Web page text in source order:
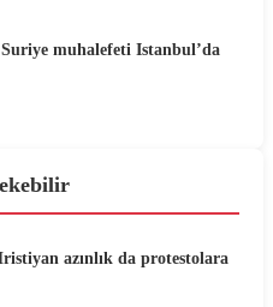
muhalefeti Istanbul’da
azınlık da protestolara